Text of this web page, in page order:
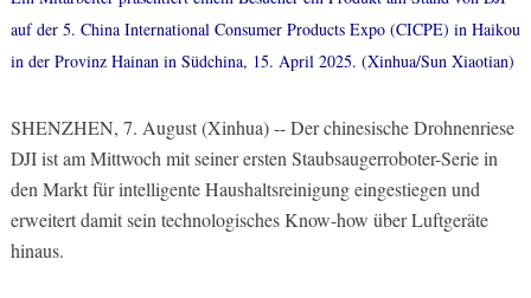
auf der 5. China International Consumer Products Expo (CICPE) in Haikou
in der Provinz Hainan in Südchina, 15. April 2025. (Xinhua/Sun Xiaotian)
SHENZHEN, 7. August (Xinhua) -- Der chinesische Drohnenriese
DJI ist am Mittwoch mit seiner ersten Staubsaugerroboter-Serie in
den Markt für intelligente Haushaltsreinigung eingestiegen und
erweitert damit sein technologisches Know-how über Luftgeräte
hinaus.